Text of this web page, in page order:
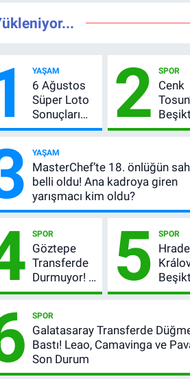
YAŞAM
6 Ağustos
Süper Loto
Sonuçları
Açıklandı!
TL’lik Çekiliş
2 SPOR
Cenk
satır
YAŞAM
MasterChef’te 18. önlüğün
belli oldu! Ana kadroya giren
yarışmacı kim oldu?
SPOR
Göztepe
Transferde
Durmuyor! 6
İmza
Hedefler
Belli Oldu
5 SPOR
maçı
canlı
SPOR
Galatasaray Transferde
Bastı! Leao, Camavinga ve
Son Durum